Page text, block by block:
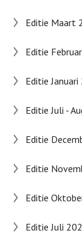
Editie Maart
Editie
Editie
Editie Juli -
Editie
Editie
Editie
Editie Juli